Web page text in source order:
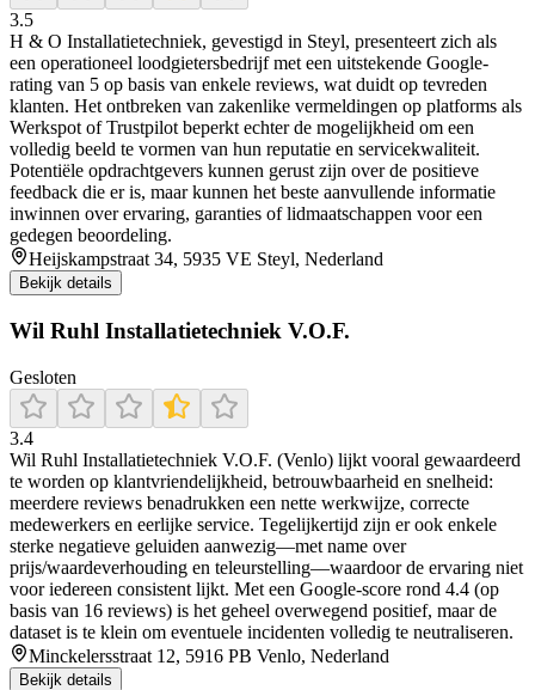
3.5
H & O Installatietechniek, gevestigd in Steyl, presenteert zich als
een operationeel loodgietersbedrijf met een uitstekende Google-
rating van 5 op basis van enkele reviews, wat duidt op tevreden
klanten. Het ontbreken van zakenlike vermeldingen op platforms als
Werkspot of Trustpilot beperkt echter de mogelijkheid om een
volledig beeld te vormen van hun reputatie en servicekwaliteit.
Potentiële opdrachtgevers kunnen gerust zijn over de positieve
feedback die er is, maar kunnen het beste aanvullende informatie
inwinnen over ervaring, garanties of lidmaatschappen voor een
gedegen beoordeling.
Heijskampstraat 34, 5935 VE Steyl, Nederland
Bekijk details
Wil Ruhl Installatietechniek V.O.F.
Gesloten
3.4
Wil Ruhl Installatietechniek V.O.F. (Venlo) lijkt vooral gewaardeerd
te worden op klantvriendelijkheid, betrouwbaarheid en snelheid:
meerdere reviews benadrukken een nette werkwijze, correcte
medewerkers en eerlijke service. Tegelijkertijd zijn er ook enkele
sterke negatieve geluiden aanwezig—met name over
prijs/waardeverhouding en teleurstelling—waardoor de ervaring niet
voor iedereen consistent lijkt. Met een Google-score rond 4.4 (op
basis van 16 reviews) is het geheel overwegend positief, maar de
dataset is te klein om eventuele incidenten volledig te neutraliseren.
Minckelersstraat 12, 5916 PB Venlo, Nederland
Bekijk details